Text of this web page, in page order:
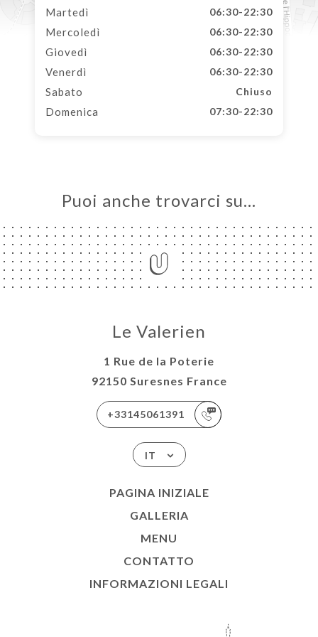
Martedì 06:30-22:30
Mercoledì 06:30-22:30
Giovedì 06:30-22:30
Venerdì 06:30-22:30
Sabato Chiuso
Domenica 07:30-22:30
Puoi anche trovarci su…
Le Valerien
1 Rue de la Poterie
92150 Suresnes France
+33145061391
IT
PAGINA INIZIALE
GALLERIA
MENU
CONTATTO
INFORMAZIONI LEGALI